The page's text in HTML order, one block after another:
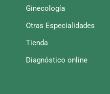
Ginecología
Otras Especialidades
Tienda
Diagnóstico online